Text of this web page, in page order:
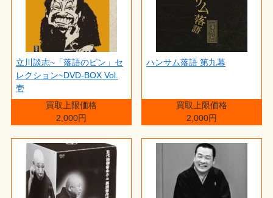
立川談志~「落語のピン」セ
レクション~DVD-BOX Vol.
壱
買取上限価格
2,000円
ハンサム落語 第九幕
買取上限価格
2,000円